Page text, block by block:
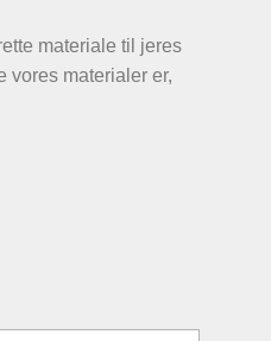
materiale til jeres
vores materialer er,